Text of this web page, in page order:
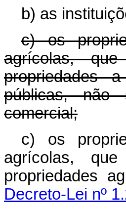
b) as
c) os
agrícolas,
propriedades
públicas, não
comercial;
c) os
agrícolas,
propriedades
Decreto-Lei nº